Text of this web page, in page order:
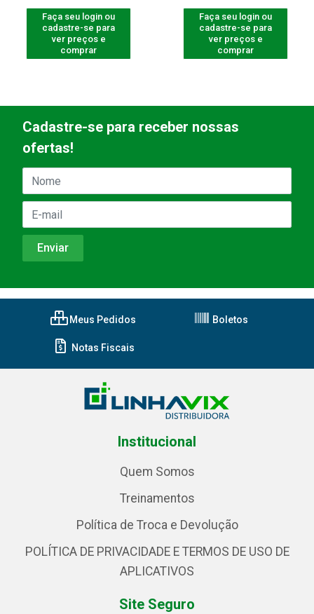
Faça seu login ou
cadastre-se para
ver preços e
comprar
Faça seu login ou
cadastre-se para
ver preços e
comprar
Cadastre-se para receber nossas
ofertas!
Meus Pedidos Boletos
Notas Fiscais
Institucional
Quem Somos
Treinamentos
Política de Troca e Devolução
POLÍTICA DE PRIVACIDADE E TERMOS DE USO DE
APLICATIVOS
Site Seguro